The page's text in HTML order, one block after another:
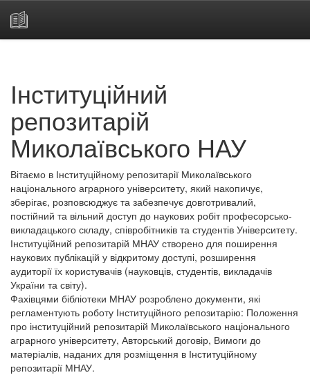
Інституційний
репозитарій
Миколаївського НАУ
Вітаємо в Інституційному репозитарії Миколаївського
національного аграрного університету, який накопичує,
зберігає, розповсюджує та забезпечує довготривалий,
постійний та вільний доступ до наукових робіт професорсько-
викладацького складу, співробітників та студентів Університету.
Інституційний репозитарій МНАУ створено для поширення
наукових публікацій у відкритому доступі, розширення
аудиторії їх користувачів (науковців, студентів, викладачів
України та світу).
Фахівцями бібліотеки МНАУ розроблено документи, які
регламентують роботу Інституційного репозитарію: Положення
про інституційний репозитарій Миколаївського національного
аграрного університету, Авторський договір, Вимоги до
матеріалів, наданих для розміщення в Інституційному
репозитарії МНАУ.